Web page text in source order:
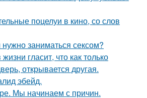
поцелуи в кино, со слов
заниматься сексом?
гласит, что как только
открывается другая.
эбейд.
Мы начинаем с причин.